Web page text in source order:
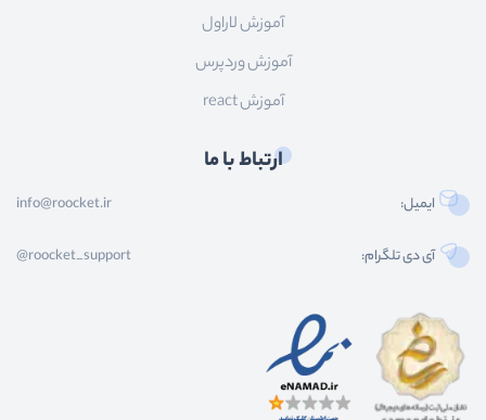
آموزش لاراول
آموزش وردپرس
آموزش react
ارتباط با ما
ایمیل: info@roocket.ir
آی دی تلگرام: @roocket_support